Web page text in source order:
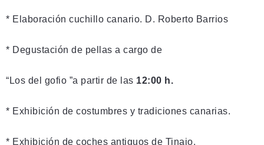
* Elaboración cuchillo canario. D. Roberto Barrios
* Degustación de pellas a cargo de
“Los del gofio ”a partir de las 12:00 h.
* Exhibición de costumbres y tradiciones canarias.
* Exhibición de coches antiguos de Tinajo.